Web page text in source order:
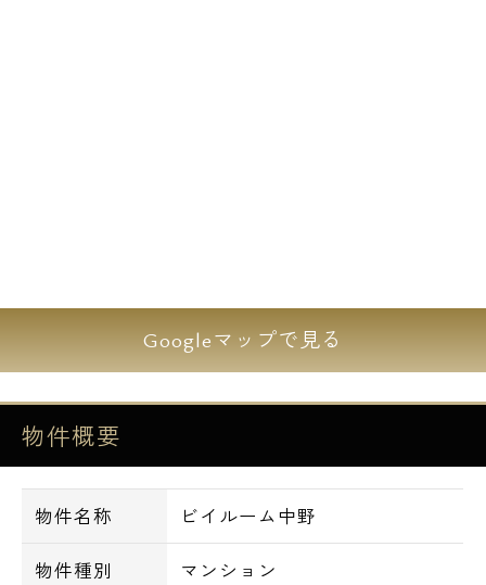
■キッチントップ人造大理石
■独立洗面化粧台
■追い焚き機能付オートバス
■浴室乾燥機
■室内物干し
■BS・CS110°
■CATV
■光インターネット(別途費用等)
Googleマップで見る
物件概要
物件名称 ビイルーム中野
物件種別 マンション